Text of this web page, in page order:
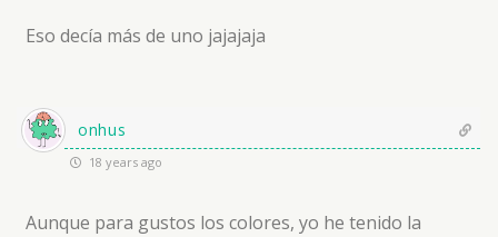
Eso decía más de uno jajajaja
onhus
18 years ago
Aunque para gustos los colores, yo he tenido la